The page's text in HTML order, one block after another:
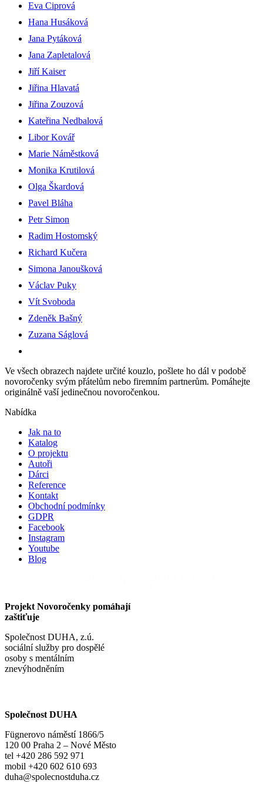
Eva Ciprová
Hana Husáková
Jana Pytáková
Jana Zapletalová
Jiří Kaiser
Jiřina Hlavatá
Jiřina Zouzová
Kateřina Nedbalová
Libor Kovář
Marie Náměstková
Monika Krutilová
Olga Škardová
Pavel Bláha
Petr Simon
Radim Hostomský
Richard Kučera
Simona Janoušková
Václav Puky
Vít Svoboda
Zdeněk Bašný
Zuzana Ságlová
Ve všech obrazech najdete určité kouzlo, pošlete ho dál v podobě
novoročenky svým přátelům nebo firemním partnerům. Pomáhejte
originálně vaší jedinečnou novoročenkou.
Nabídka
Jak na to
Katalog
O projektu
Autoři
Dárci
Reference
Kontakt
Obchodní podmínky
GDPR
Facebook
Instagram
Youtube
Blog
Projekt Novoročenky pomáhají
zaštiťuje
Společnost DUHA, z.ú.
sociální služby pro dospělé
osoby s mentálním
znevýhodněním
Společnost DUHA
Fügnerovo náměstí 1866/5
120 00 Praha 2 – Nové Město
tel +420 286 592 971
mobil +420 602 610 693
duha@spolecnostduha.cz